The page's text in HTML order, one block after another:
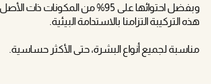
وبفضل احتوائها على 95% من
هذه التركيبة التزامنا بالاستدامة البيئية.
مناسبة لجميع أنواع البشرة، حتى الأكثر حساسية.